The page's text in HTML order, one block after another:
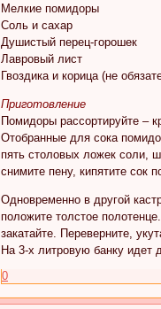
Мелкие помидоры
Соль и сахар
Душистый перец-горошек
Лавровый лист
Гвоздика и корица (не
Приготовление
Помидоры рассортируйте –
Отобранные для сока
пять столовых ложек соли,
снимите пену, кипятите сок
Одновременно в другой
положите толстое
закатайте. Переверните,
На 3-х литровую банку идет
0